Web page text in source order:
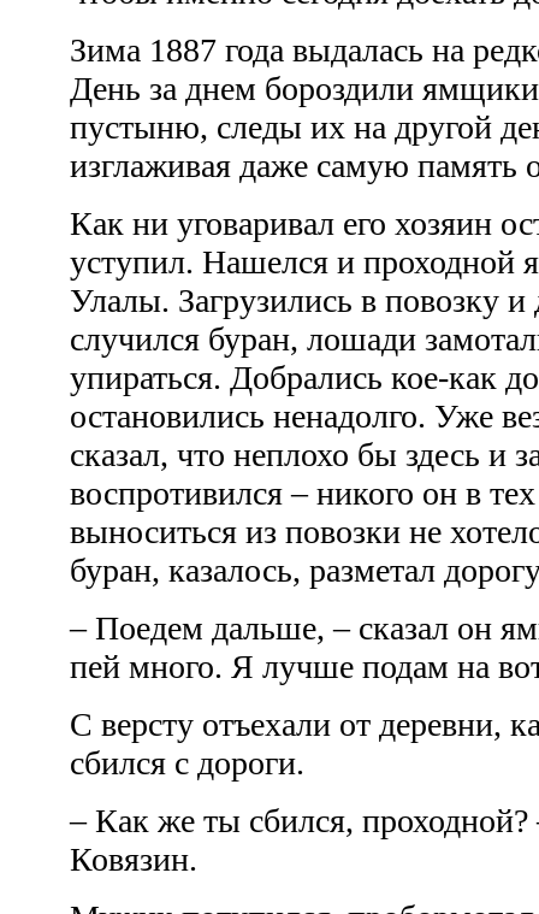
Зима 1887 года выдалась на
День за днем бороздили
пустыню, следы их на другой
изглаживая даже самую
Как ни уговаривал его хозяин
уступил. Нашелся и проходной
Улалы. Загрузились в повозку
случился буран, лошади
упираться. Добрались кое-как
остановились ненадолго. Уже
сказал, что неплохо бы здесь и
воспротивился – никого он в
выноситься из повозки не
буран, казалось, разметал
– Поедем дальше, – сказал он
пей много. Я лучше подам на
С версту отъехали от деревни,
сбился с дороги.
– Как же ты сбился, проходной?
Ковязин.